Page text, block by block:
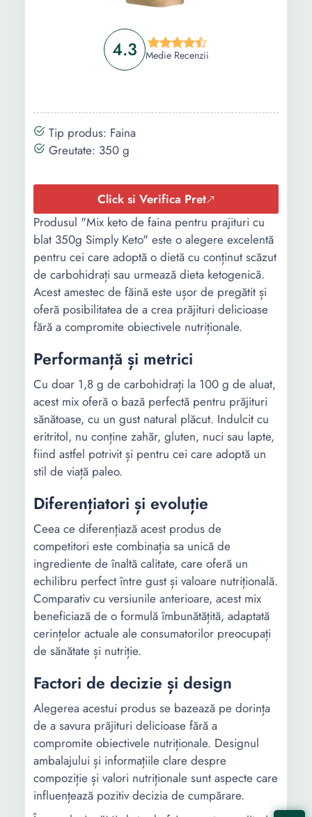
4.3 Medie Recenzii
Tip produs: Faina
Greutate: 350 g
Click si Verifica Pret
Produsul "Mix keto de faina pentru prajituri cu
blat 350g Simply Keto" este o alegere excelentă
pentru cei care adoptă o dietă cu conținut scăzut
de carbohidrați sau urmează dieta ketogenică.
Acest amestec de făină este ușor de pregătit și
oferă posibilitatea de a crea prăjituri delicioase
fără a compromite obiectivele nutriționale.
Performanță și metrici
Cu doar 1,8 g de carbohidrați la 100 g de aluat,
acest mix oferă o bază perfectă pentru prăjituri
sănătoase, cu un gust natural plăcut. Indulcit cu
eritritol, nu conține zahăr, gluten, nuci sau lapte,
fiind astfel potrivit și pentru cei care adoptă un
stil de viață paleo.
Diferențiatori și evoluție
Ceea ce diferențiază acest produs de
competitori este combinația sa unică de
ingrediente de înaltă calitate, care oferă un
echilibru perfect între gust și valoare nutrițională.
Comparativ cu versiunile anterioare, acest mix
beneficiază de o formulă îmbunătățită, adaptată
cerințelor actuale ale consumatorilor preocupați
de sănătate și nutriție.
Factori de decizie și design
Alegerea acestui produs se bazează pe dorința
de a savura prăjituri delicioase fără a
compromite obiectivele nutriționale. Designul
ambalajului și informațiile clare despre
compoziție și valori nutriționale sunt aspecte care
influențează pozitiv decizia de cumpărare.